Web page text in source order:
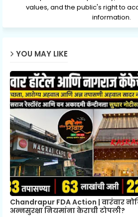
values, and the public's right to
information.
YOU MAY LIKE
Chandrapur FDA Action | वारंवार
अन्नसुरक्षा नियमांना केराची टोपली?